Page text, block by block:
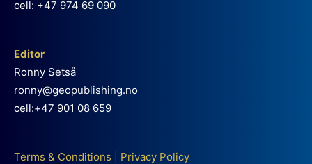
cell: +47 974 69 090
Editor
Ronny Setså
ronny@geopublishing.no
cell:+47 901 08 659
Terms & Conditions Privacy Policy